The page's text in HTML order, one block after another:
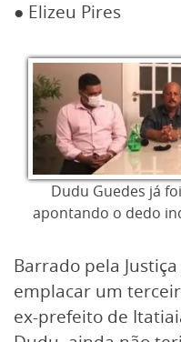
● Elizeu Pires
Dudu Guedes já
apontando o dedo
Barrado pela
emplacar um
ex-prefeito de